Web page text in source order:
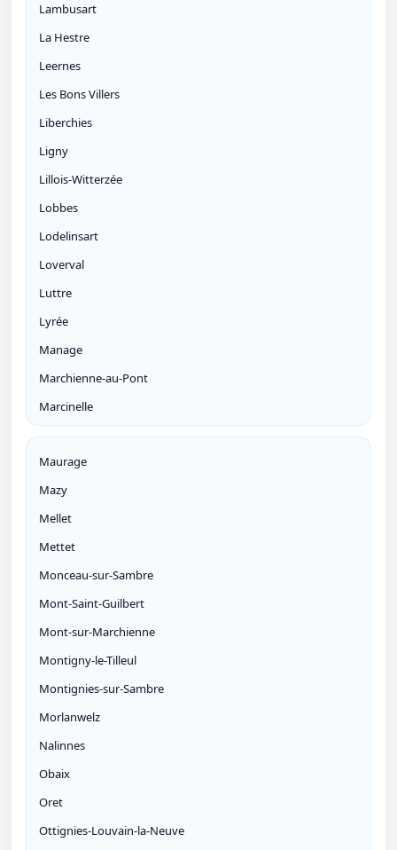
Lambusart
La Hestre
Leernes
Les Bons Villers
Liberchies
Ligny
Lillois-Witterzée
Lobbes
Lodelinsart
Loverval
Luttre
Lyrée
Manage
Marchienne-au-Pont
Marcinelle
Maurage
Mazy
Mellet
Mettet
Monceau-sur-Sambre
Mont-Saint-Guilbert
Mont-sur-Marchienne
Montigny-le-Tilleul
Montignies-sur-Sambre
Morlanwelz
Nalinnes
Obaix
Oret
Ottignies-Louvain-la-Neuve